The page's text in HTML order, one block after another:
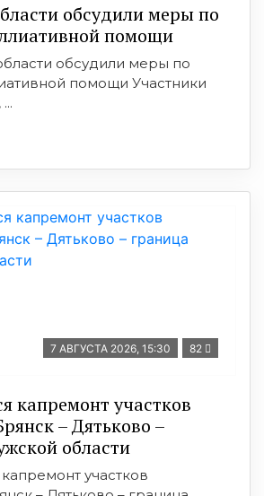
обсудили меры по
помощи
обсудили меры по
помощи Участники
7 АВГУСТА 2026, 15:30 82
капремонт участков
– Дятьково –
области
участков